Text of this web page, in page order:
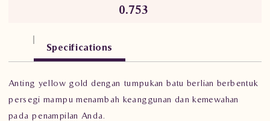
0.753
Specifications
Anting yellow gold dengan tumpukan batu berlian berbentuk
persegi mampu menambah keanggunan dan kemewahan
pada penampilan Anda.